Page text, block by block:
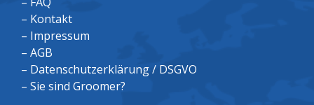
– Kontakt
– Impressum
– AGB
– Datenschutzerklärung / DSGVO
– Sie sind Groomer?